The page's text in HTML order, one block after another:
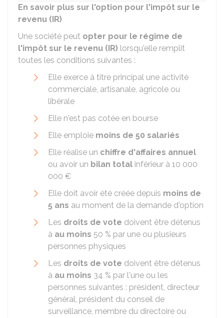
En savoir plus sur l'option pour l'impôt sur le
revenu (IR)
Une société peut opter pour le régime de
l'impôt sur le revenu (IR) lorsqu'elle remplit
toutes les conditions suivantes :
Elle exerce à titre principal une activité
commerciale, artisanale, agricole ou
libérale
Elle n'est pas cotée en bourse
Elle emploie moins de 50 salariés
Elle réalise un chiffre d'affaires annuel
ou avoir un bilan total inférieur à 10 000
000 €
Elle doit avoir été créée depuis moins de
5 ans au moment de la demande d'option
Les droits de vote doivent être détenus
à au moins 50 % par une ou plusieurs
personnes physiques
Les droits de vote doivent être détenus
à au moins 34 % par l'une ou les
personnes suivantes : président, directeur
général, président du conseil de
surveillance, membre du directoire ou